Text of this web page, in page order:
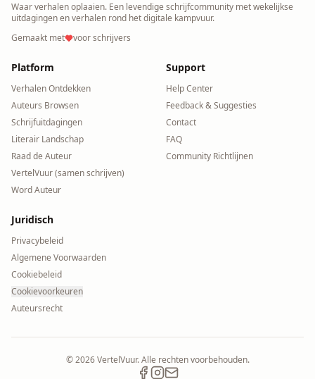
Waar verhalen oplaaien. Een levendige schrijfcommunity met wekelijkse
uitdagingen en verhalen rond het digitale kampvuur.
Gemaakt met
voor schrijvers
Platform
Verhalen Ontdekken
Auteurs Browsen
Schrijfuitdagingen
Literair Landschap
Raad de Auteur
VertelVuur (samen schrijven)
Word Auteur
Support
Help Center
Feedback & Suggesties
Contact
FAQ
Community Richtlijnen
Juridisch
Privacybeleid
Algemene Voorwaarden
Cookiebeleid
Cookievoorkeuren
Auteursrecht
©2026VertelVuur. Alle rechten voorbehouden.